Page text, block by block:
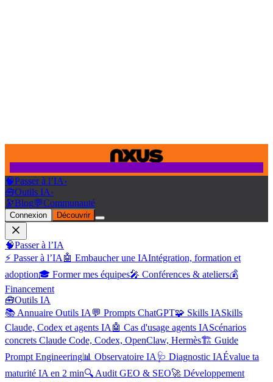
🧠Passer à l’IA›
🧰Outils IA›
🔭Blog💬Communauté
Connexion Découvrir
🧠Passer à l’IA
⚡ Passer à l’IA 🤖 Embaucher une IAIntégration, formation et
adoption🎓 Former mes équipes🎤 Conférences & ateliers💰
Financement
🧰Outils IA
📚 Annuaire Outils IA 💬 Prompts ChatGPT🧩 Skills IASkills
Claude, Codex et agents IA 🤖 Cas d'usage agents IAScénarios
concrets Claude Code, Codex, OpenClaw, Hermès🏗️ Guide
Prompt Engineering📊 Observatoire IA 🩺 Diagnostic IAÉvalue ta
maturité IA en 2 min🔍 Audit GEO & SEO🚀 Développement